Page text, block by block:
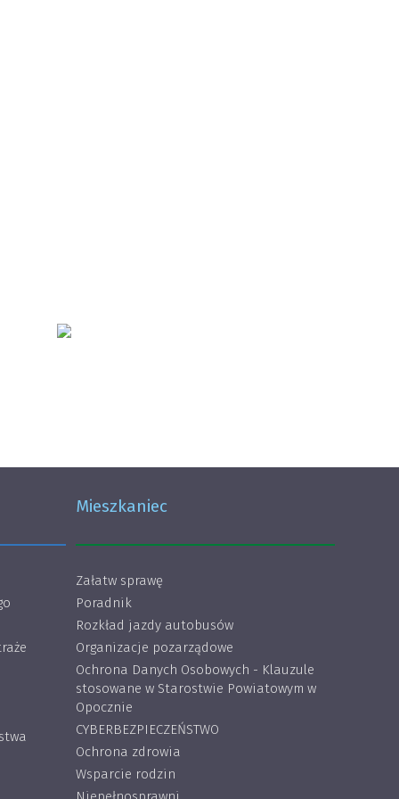
Mieszkaniec
Załatw sprawę
Poradnik
Rozkład jazdy autobusów
Organizacje pozarządowe
Ochrona Danych Osobowych - Klauzule
stosowane w Starostwie Powiatowym w
Opocznie
CYBERBEZPIECZEŃSTWO
Ochrona zdrowia
Wsparcie rodzin